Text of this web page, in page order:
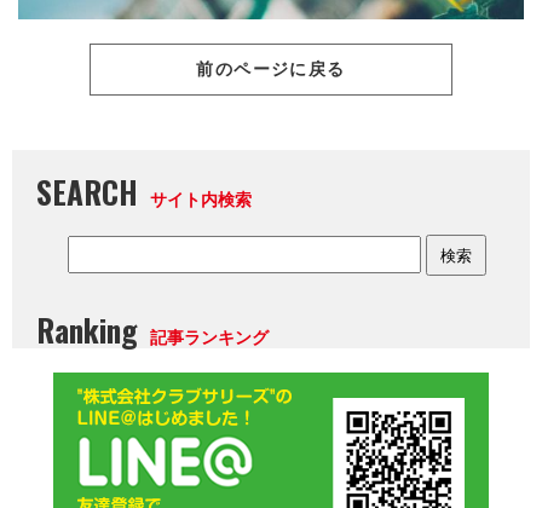
前のページに戻る
SEARCH サイト内検索
Ranking 記事ランキング